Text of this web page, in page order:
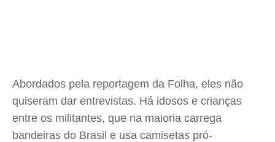
Abordados pela reportagem da Folha, eles não
quiseram dar entrevistas. Há idosos e crianças
entre os militantes, que na maioria carrega
bandeiras do Brasil e usa camisetas pró-